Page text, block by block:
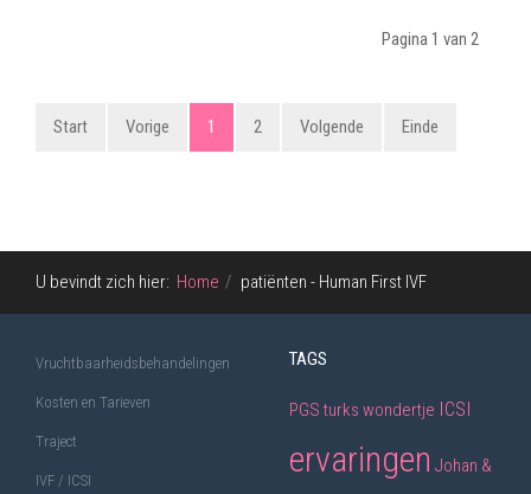
Pagina 1 van 2
Start Vorige 1 2 Volgende Einde
U bevindt zich hier: Home patiënten - Human First IVF
Vruchtbaarheidsbehandelingen
Kosten en Tarieven
Traject
IVF / ICSI
TAGS
PGS turks wondertje ICSI
ervaringen Johan &